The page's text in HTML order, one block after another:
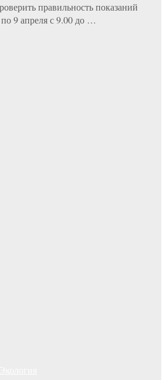
правильность показаний
9 апреля с 9.00 до …